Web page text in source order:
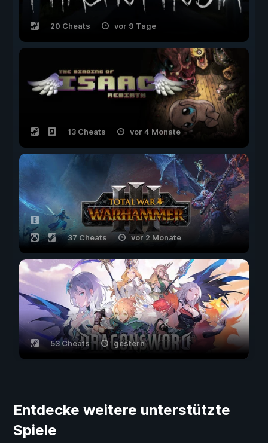
20 Cheats vor 9 Tage
13 Cheats vor 4 Monate
37 Cheats vor 2 Monate
53 Cheats gestern
Entdecke weitere unterstützte
Spiele